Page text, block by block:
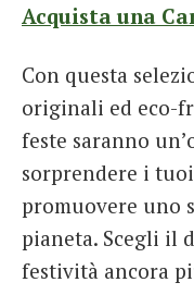
Acquista una
Con questa
originali ed eco-
feste saranno
sorprendere i
promuovere uno
pianeta. Scegli il
festività ancora